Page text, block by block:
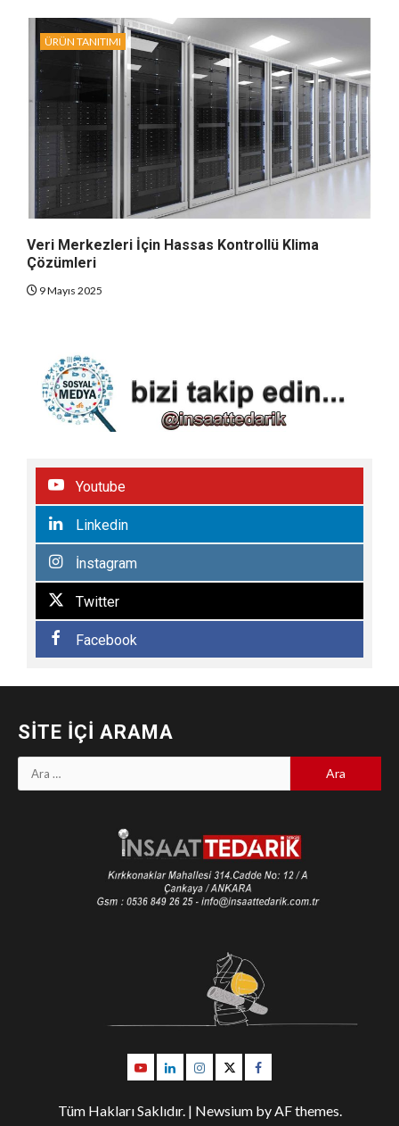
ÜRÜN TANITIMI
Veri Merkezleri İçin Hassas Kontrollü Klima
Çözümleri
9 Mayıs 2025
Youtube
Linkedin
İnstagram
Twitter
Facebook
SITE İÇI ARAMA
Arama:
YoutubeLinkedinİnstagram
TwitterFacebook
Tüm Hakları Saklıdır. | Newsiumby AF themes.